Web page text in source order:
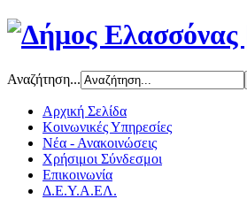
Αναζήτηση...
Αρχική Σελίδα
Κοινωνικές Υπηρεσίες
Νέα - Ανακοινώσεις
Χρήσιμοι Σύνδεσμοι
Επικοινωνία
Δ.Ε.Υ.Α.ΕΛ.